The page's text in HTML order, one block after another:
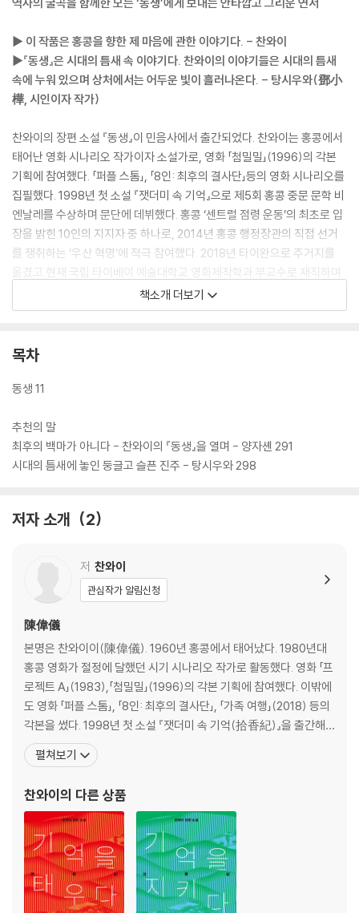
▶ 이 작품은 홍콩을 향한 제 마음에 관한 이야기다. - 찬와이
▶『동생』은 시대의 틈새 속 이야기다. 찬와이의 이야기들은 시대의 틈새
속에 누워 있으며 상처에서는 어두운 빛이 흘러나온다. - 탕시우와(鄧小
樺, 시인이자 작가)
찬와이의 장편 소설 『동생』이 민음사에서 출간되었다. 찬와이는 홍콩에서
태어난 영화 시나리오 작가이자 소설가로, 영화 「첨밀밀」(1996)의 각본
기획에 참여했다. 「퍼플 스톰」, 「8인: 최후의 결사단」등의 영화 시나리오를
집필했다. 1998년 첫 소설 『잿더미 속 기억』으로 제5회 홍콩 중문 문학 비
엔날레를 수상하며 문단에 데뷔했다. 홍콩 ‘센트럴 점령 운동’의 최초로 입
장을 밝힌 10인의 지지자 중 하나로, 2014년 홍콩 행정장관의 직접 선거
를 쟁취하는 ‘우산 혁명’에 적극 참여했다. 2018년 타이완으로 주거지를
옮겼고 현재 국립 타이베이 예술대학교 영화제작학과 부교수로 재직하며
문학, 영화, 방송, 연극 등 다양한 매체에서 창작 활동을 이어 가고 있다.
작 플랫폼에서 연재되었고, 2022년 타이완에서 출간되었다. 2023년 타
누나 탄커이와 열두 살 터울의 동생 탄커러가 1997년 홍콩 반환부터 201
홍콩이 이뤄낸 가치들, 상실한 기억들과 함께 홍콩에 살았던 수많은 젊은
이의 초상을 담담하고도 강렬하게 드러낸다.
책소개 더보기
목차
동생 11
추천의 말
최후의 백마가 아니다 - 찬와이의 『동생』을 열며 - 양자셴 291
시대의 틈새에 놓인 둥글고 슬픈 진주 - 탕시우와 298
저자 소개 2
저 찬와이
관심작가 알림신청
陳偉儀
본명은 찬와이이(陳偉儀). 1960년 홍콩에서 태어났다. 1980년대
홍콩 영화가 절정에 달했던 시기 시나리오 작가로 활동했다. 영화 「프
로젝트 A」(1983),「첨밀밀」(1996)의 각본 기획에 참여했다. 이밖에
도 영화 「퍼플 스톰」, 「8인: 최후의 결사단」, 「가족 여행」(2018) 등의
각본을 썼다. 1998년 첫 소설 『잿더미 속 기억(拾香紀)』을 출간해
제5회 홍콩 중문 문학 비엔날레를 수상했다. 홍콩 ‘센트럴 점령 운
동’의 최초로 입장을 밝힌 10인의 지지자 중 하나로, 2014년 홍콩 행
타이완으
펼쳐보기
찬와이 의 다른 상품